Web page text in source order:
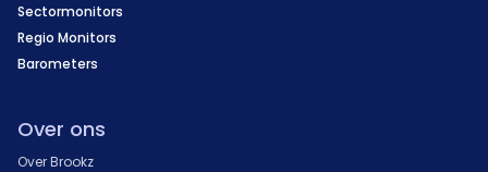
Sectormonitors
Regio Monitors
Barometers
Over ons
Over Brookz